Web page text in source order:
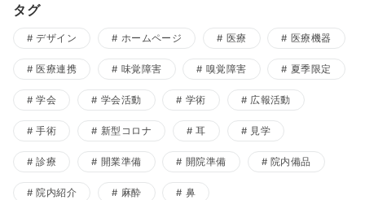
タグ
デザイン ホームページ 医療 医療機器
医療連携 味覚障害 嗅覚障害 夏季限定
学会 学会活動 学術 広報活動
手術 新型コロナ 耳 見学
診療 開業準備 開院準備 院内備品
院内紹介 麻酔 鼻